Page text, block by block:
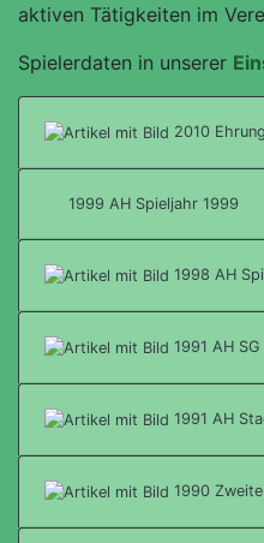
aktiven Tätigkeiten im
Spielerdaten in unserer
2010
1999 AH Spieljahr 1999
1998 AH
1991 AH
1991 AH
1990